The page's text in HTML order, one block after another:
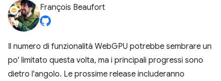
François Beaufort
Il numero di funzionalità WebGPU potrebbe sembrare un
po' limitato questa volta, ma i principali progressi sono
dietro l'angolo. Le prossime release includeranno